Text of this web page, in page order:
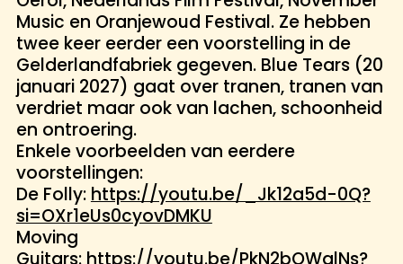
Music en Oranjewoud Festival. Ze hebben
twee keer eerder een voorstelling in de
Gelderlandfabriek gegeven. Blue Tears (20
januari 2027) gaat over tranen, tranen van
verdriet maar ook van lachen, schoonheid
en ontroering.
Enkele voorbeelden van eerdere
voorstellingen:
De Folly: https://youtu.be/_Jk12a5d-0Q?
si=OXr1eUs0cyovDMKU
Moving
Guitars: https://youtu.be/PkN2bOWglNs?